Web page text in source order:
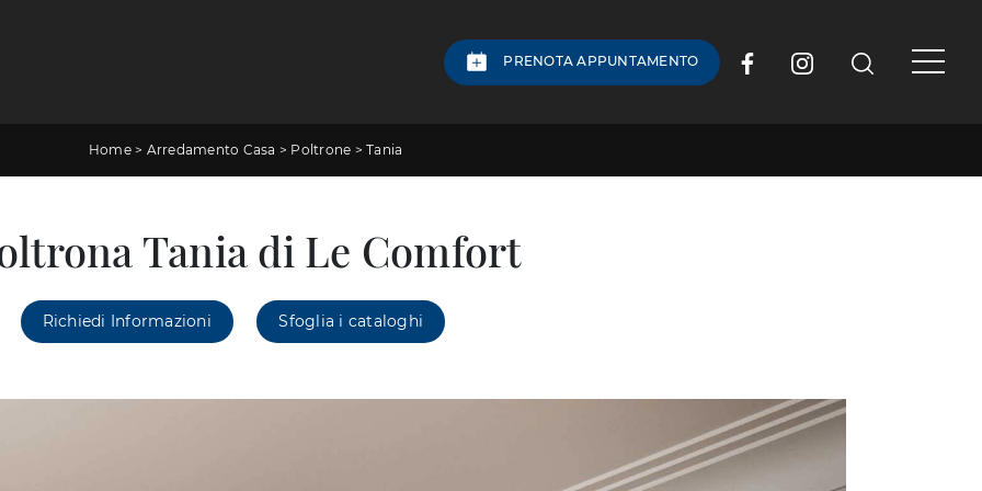
PRENOTA APPUNTAMENTO
Home> Arredamento Casa > Poltrone > Tania
Tania di Le Comfort
Richiedi Informazioni Sfoglia i cataloghi